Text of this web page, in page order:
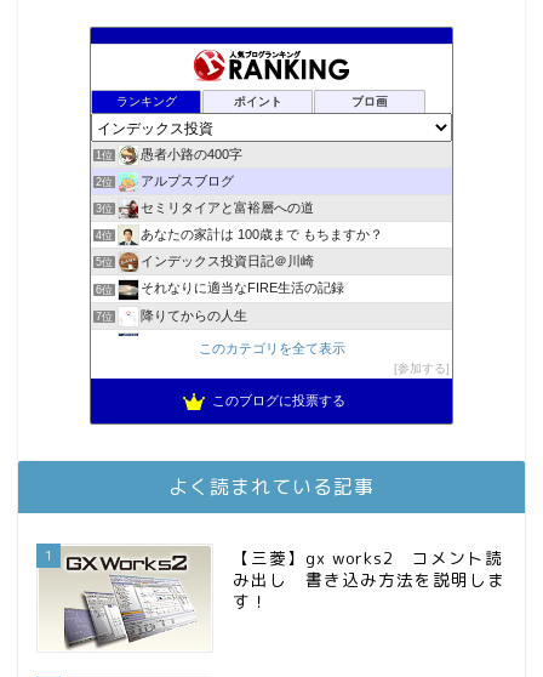
ランキング ポイント ブロ画
1位 愚者小路の400字
2位 アルプスブログ
3位 セミリタイアと富裕層への道
4位 あなたの家計は 100歳まで もちますか？
5位 インデックス投資日記＠川崎
6位 それなりに適当なFIRE生活の記録
7位 降りてからの人生
2023年(46歳)FIRE！！！＠20XX年FIRE！！！
スパコンSEが効率的投資で一家セミリタイアするブログ
11位 MBAのインデックス投資日記
お金に困らない生活（インデックス投資ブログ）
このカテゴリを全て表示
参加する
このブログに投票する
よく読まれている記事
1
【三菱】gx works2 コメント読
み出し 書き込み方法を説明しま
す！